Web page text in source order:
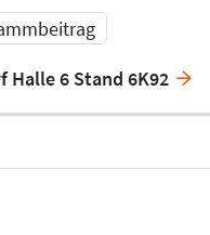
Halle 6 Stand 6K92